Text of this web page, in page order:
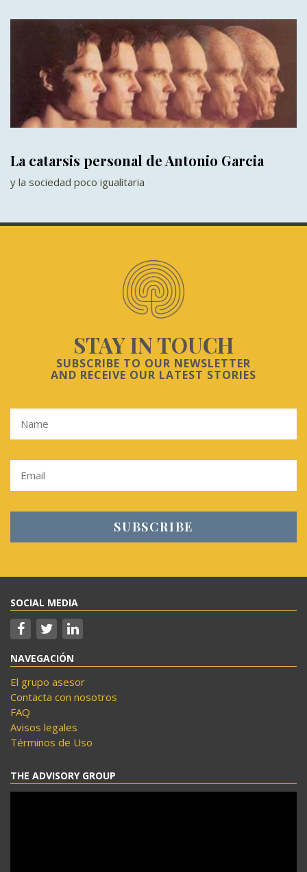
La catarsis personal de Antonio Garcia
y la sociedad poco igualitaria
STAY IN TOUCH
SUBSCRIBE TO OUR NEWSLETTER
AND RECEIVE OUR LATEST STORIES
SOCIAL MEDIA
NAVEGACIÓN
El grupo asesor
Contacta con nosotros
FAQ
Avisos legales
Términos de Uso
THE ADVISORY GROUP